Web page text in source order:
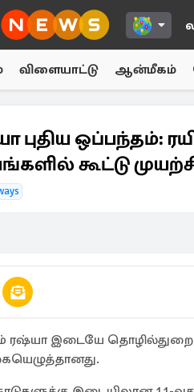
விளையாட்டு ஆன்மீகம்
புதிய ஒப்பந்தம்:
கூட்டு
ரஷ்யா இடையே